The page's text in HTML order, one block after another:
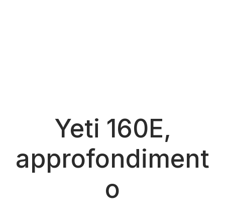
Yeti 160E,
approfondiment
o